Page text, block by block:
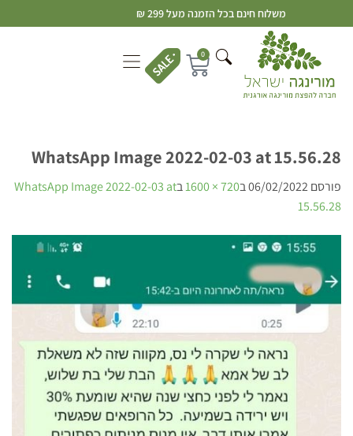
משלוח חינם בכל הזמנה מעל 299 ₪
0
WhatsApp Image 2022-02-03 at 15.56.28
פורסם06/02/2022ב720 × 1600 בWhatsApp Image 2022-02-03 at
15.56.28